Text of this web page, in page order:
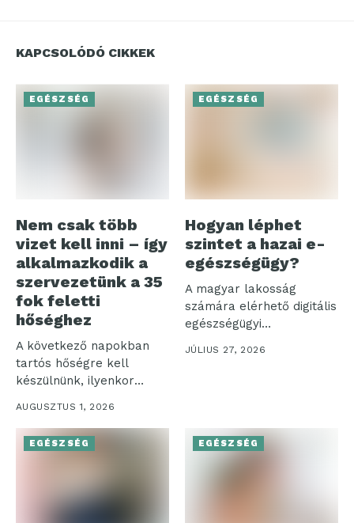
KAPCSOLÓDÓ CIKKEK
EGÉSZSÉG
Nem csak több
vizet kell inni – így
alkalmazkodik a
szervezetünk a 35
fok feletti
hőséghez
A következő napokban
tartós hőségre kell
készülnünk, ilyenkor
komfortérzetünk...
AUGUSZTUS 1, 2026
EGÉSZSÉG
Hogyan léphet
szintet a hazai e-
egészségügy?
A magyar lakosság
számára elérhető digitális
egészségügyi
ökoszisztéma három
pillére – az...
JÚLIUS 27, 2026
EGÉSZSÉG EGÉSZSÉG